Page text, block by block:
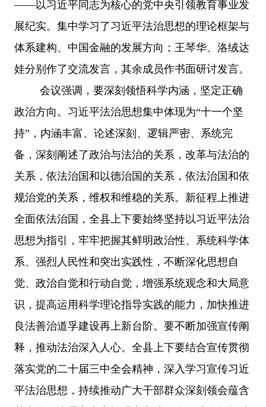
——以习近平同志为核心的党中央引领教育事业发
展纪实。集中学习了习近平法治思想的理论框架与
体系建构、中国金融的发展方向；王琴华、洛绒达
娃分别作了交流发言，其余成员作书面研讨发言。
会议强调，要深刻领悟科学内涵，坚定正确
政治方向。习近平法治思想集中体现为“十一个坚
持”，内涵丰富、论述深刻、逻辑严密、系统完
备，深刻阐述了政治与法治的关系，改革与法治的
关系，依法治国和以德治国的关系，依法治国和依
规治党的关系，维权和维稳的关系。新征程上推进
全面依法治国，全县上下要始终坚持以习近平法治
思想为指引，牢牢把握其鲜明政治性、系统科学体
系、强烈人民性和突出实践性，不断深化思想自
觉、政治自觉和行动自觉，增强系统观念和大局意
识，提高运用科学理论指导实践的能力，加快推进
良法善治道孚建设再上新台阶。要不断加强宣传阐
释，推动法治深入人心。全县上下要结合宣传贯彻
落实党的二十届三中全会精神，深入学习宣传习近
平法治思想，持续推动广大干部群众深刻领会蕴含